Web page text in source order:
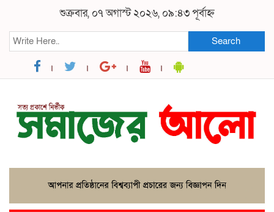
শুক্রবার, ০৭ অগাস্ট ২০২৬, ০৯:৪৩ পূর্বাহ্ন
Search